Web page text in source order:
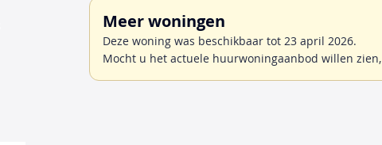
Meer woningen
Deze woning was beschikbaar tot 23 april 2026.
Mocht u het actuele huurwoningaanbod willen zien,